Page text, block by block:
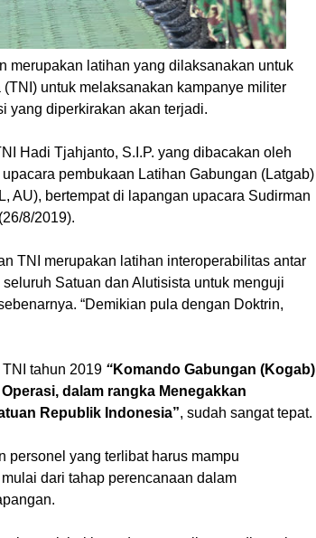
merupakan latihan yang dilaksanakan untuk
untuk melaksanakan kampanye militer
yang diperkirakan akan terjadi.
Hadi Tjahjanto, S.I.P. yang dibacakan oleh
pembukaan Latihan Gabungan (Latgab)
AU), bertempat di lapangan upacara Sudirman
8/2019).
TNI merupakan latihan interoperabilitas antar
Satuan dan Alutisista untuk menguji
“Demikian pula dengan Doktrin,
tahun 2019 “Komando Gabungan (Kogab)
dalam rangka Menegakkan
Republik Indonesia”, sudah sangat tepat.
personel yang terlibat harus mampu
dari tahap perencanaan dalam